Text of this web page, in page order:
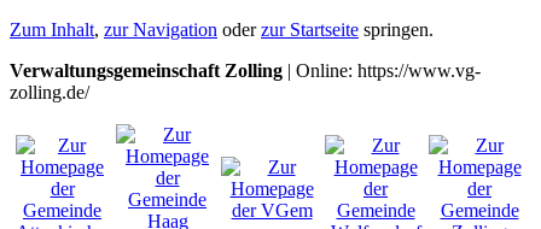
Zum Inhalt, zur Navigation oderzur Startseite springen.
Verwaltungsgemeinschaft Zolling | Online: https://www.vg-
zolling.de/